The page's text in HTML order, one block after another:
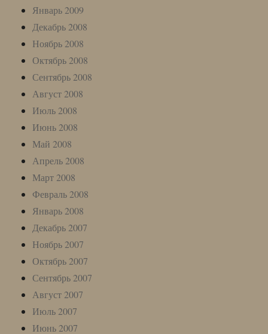
Январь 2009
Декабрь 2008
Ноябрь 2008
Октябрь 2008
Сентябрь 2008
Август 2008
Июль 2008
Июнь 2008
Май 2008
Апрель 2008
Март 2008
Февраль 2008
Январь 2008
Декабрь 2007
Ноябрь 2007
Октябрь 2007
Сентябрь 2007
Август 2007
Июль 2007
Июнь 2007